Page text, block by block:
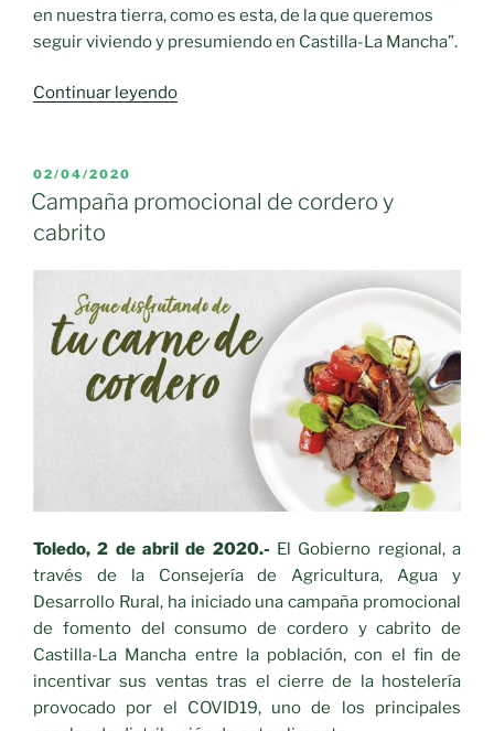
en nuestra tierra, como es esta, de la que queremos
seguir viviendo y presumiendo en Castilla-La Mancha”.
Continuar leyendo«Unidad
para
mensaje
positivo
a
los
mercados»
PUBLICADO
EL
02/04/2020
Campaña promocional de cordero y
cabrito
Toledo, 2 de abril de 2020.- El Gobierno regional, a
través de la Consejería de Agricultura, Agua y
Desarrollo Rural, ha iniciado una campaña promocional
de fomento del consumo de cordero y cabrito de
Castilla-La Mancha entre la población, con el fin de
incentivar sus ventas tras el cierre de la hostelería
provocado por el COVID19, uno de los principales